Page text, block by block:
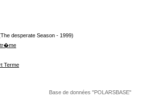
desperate Season - 1999)
Terme
Base de données "POLARSBASE"